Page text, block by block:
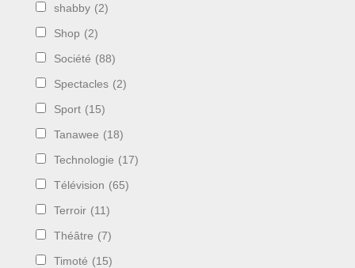
shabby (2)
Shop (2)
Société (88)
Spectacles (2)
Sport (15)
Tanawee (18)
Technologie (17)
Télévision (65)
Terroir (11)
Théâtre (7)
Timoté (15)